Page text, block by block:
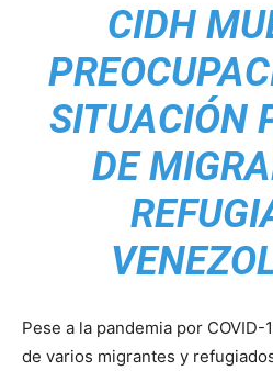
CIDH
SITUACIÓN
DE
Pese a la pandemia por
de varios migrantes y